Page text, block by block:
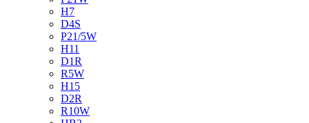
H7
D4S
P21/5W
H11
D1R
R5W
H15
D2R
R10W